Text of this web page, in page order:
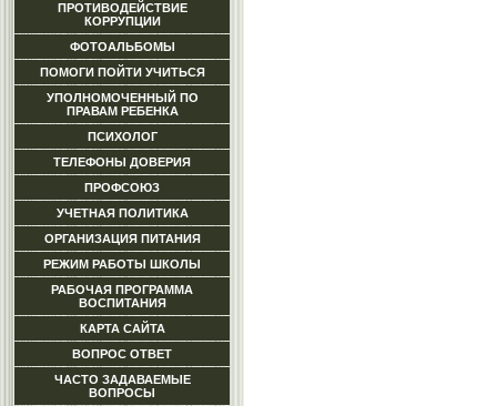
ПРОТИВОДЕЙСТВИЕ
КОРРУПЦИИ
ФОТОАЛЬБОМЫ
ПОМОГИ ПОЙТИ УЧИТЬСЯ
УПОЛНОМОЧЕННЫЙ ПО
ПРАВАМ РЕБЕНКА
ПСИХОЛОГ
ТЕЛЕФОНЫ ДОВЕРИЯ
ПРОФСОЮЗ
УЧЕТНАЯ ПОЛИТИКА
ОРГАНИЗАЦИЯ ПИТАНИЯ
РЕЖИМ РАБОТЫ ШКОЛЫ
РАБОЧАЯ ПРОГРАММА
ВОСПИТАНИЯ
КАРТА САЙТА
ВОПРОС ОТВЕТ
ЧАСТО ЗАДАВАЕМЫЕ
ВОПРОСЫ